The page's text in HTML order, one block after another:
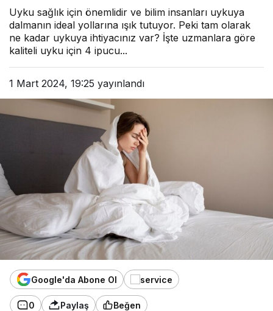
Uyku sağlık için önemlidir ve bilim insanları uykuya
dalmanın ideal yollarına ışık tutuyor. Peki tam olarak
ne kadar uykuya ihtiyacınız var? İşte uzmanlara göre
kaliteli uyku için 4 ipucu...
1 Mart 2024, 19:25 yayınlandı
Google'da Abone Ol
0 Paylaş Beğen